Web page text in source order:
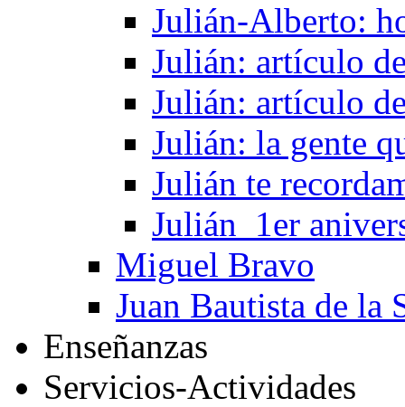
Julián-Alberto:
Julián: artículo
Julián: artículo
Julián: la gente
Julián te
Julián_1er
Miguel Bravo
Juan Bautista de la
Enseñanzas
Servicios-Actividades